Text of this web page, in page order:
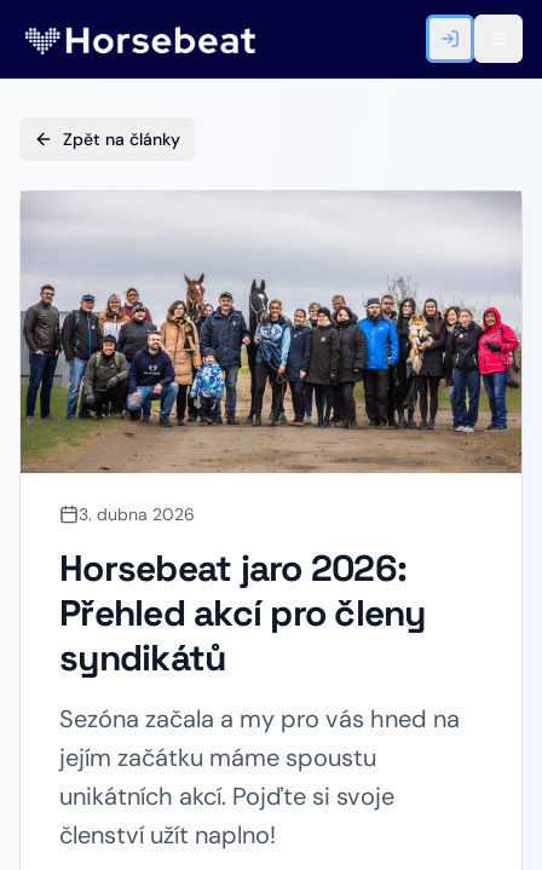
Zpět na články
3. dubna 2026
Horsebeat jaro 2026:
Přehled akcí pro členy
syndikátů
Sezóna začala a my pro vás hned na
jejím začátku máme spoustu
unikátních akcí. Pojďte si svoje
členství užít naplno!